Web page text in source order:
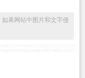
果网站中图片和文字侵